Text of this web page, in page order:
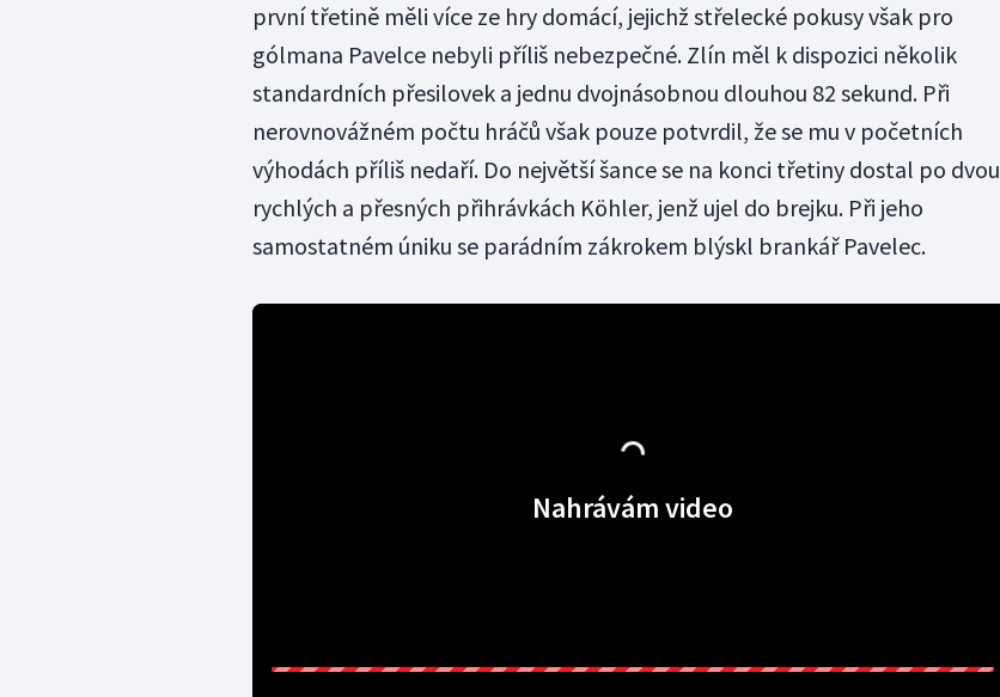
první třetině měli více ze hry domácí, jejichž střelecké pokusy však pro
gólmana Pavelce nebyli příliš nebezpečné. Zlín měl k dispozici několik
standardních přesilovek a jednu dvojnásobnou dlouhou 82 sekund. Při
nerovnovážném počtu hráčů však pouze potvrdil, že se mu v početních
výhodách příliš nedaří. Do největší šance se na konci třetiny dostal po dvou
rychlých a přesných přihrávkách Köhler, jenž ujel do brejku. Při jeho
samostatném úniku se parádním zákrokem blýskl brankář Pavelec.
Nahrávám video